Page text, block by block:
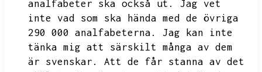
analfabeter ska också ut.
Jag vet
inte vad som ska hända med de övriga
290 000 analfabeterna.
Jag kan inte
tänka mig att särskilt många av dem
är svenskar.
Att de får stanna av det